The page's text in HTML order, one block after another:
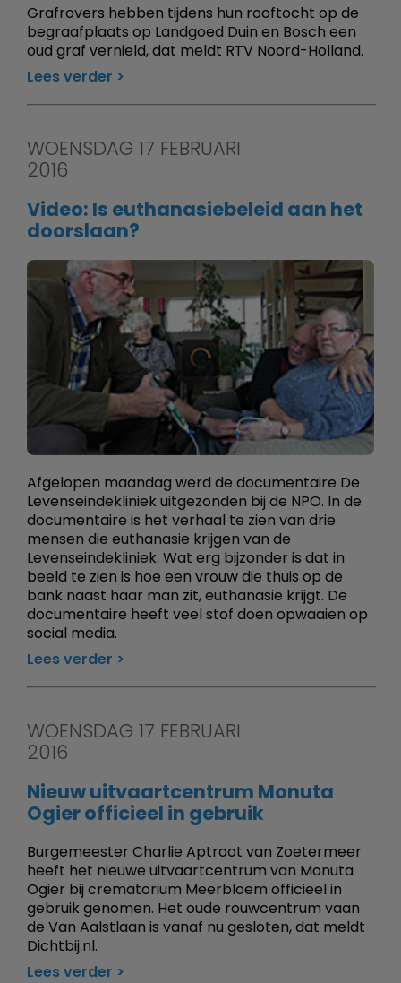
Grafrovers hebben tijdens hun rooftocht op de
begraafplaats op Landgoed Duin en Bosch een
oud graf vernield, dat meldt RTV Noord-Holland.
Lees verder
WOENSDAG 17 FEBRUARI
2016
Video: Is euthanasiebeleid aan het
doorslaan?
Afgelopen maandag werd de documentaire De
Levenseindekliniek uitgezonden bij de NPO. In de
documentaire is het verhaal te zien van drie
mensen die euthanasie krijgen van de
Levenseindekliniek. Wat erg bijzonder is dat in
beeld te zien is hoe een vrouw die thuis op de
bank naast haar man zit, euthanasie krijgt. De
documentaire heeft veel stof doen opwaaien op
social media.
Lees verder
WOENSDAG 17 FEBRUARI
2016
Nieuw uitvaartcentrum Monuta
Ogier officieel in gebruik
Burgemeester Charlie Aptroot van Zoetermeer
heeft het nieuwe uitvaartcentrum van Monuta
Ogier bij crematorium Meerbloem officieel in
gebruik genomen. Het oude rouwcentrum vaan
de Van Aalstlaan is vanaf nu gesloten, dat meldt
Dichtbij.nl.
Lees verder